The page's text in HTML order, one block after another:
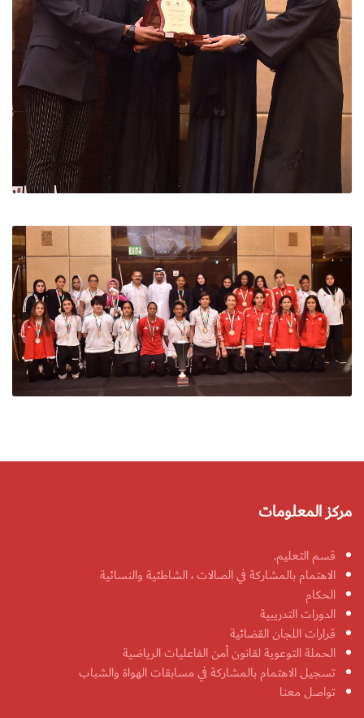
مركز المعلومات
قسم التعليم.
الاهتمام بالمشاركة في الصالات ، الشاطئية والنسائية
الحكام
الدورات التدريبية
قرارات اللجان القضائية
الحملة التوعوية لقانون أمن الفاعليات الرياضية
تسجيل الاهتمام بالمشاركة في مسابقات الهواة والشباب
تواصل معنا